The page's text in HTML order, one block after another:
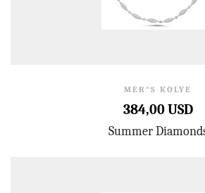
MER"S KOLYE
384,00 USD
Summer